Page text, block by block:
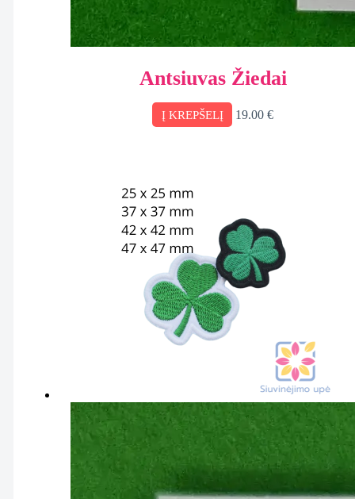
Antsiuvas Žiedai
Į KREPŠELĮ 19.00 €